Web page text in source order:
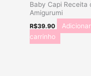
Baby Capi Receita
Amigurumi
R$39.90
carrinho